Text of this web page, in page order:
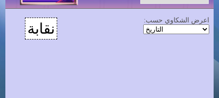
نقابة
اعرض الشكاوي حسب: